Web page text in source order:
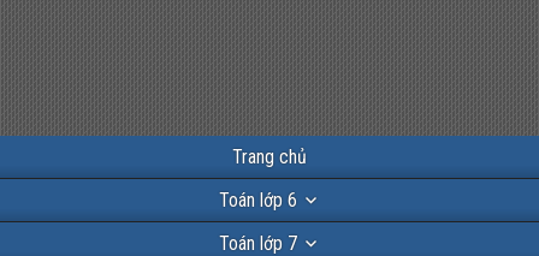
Trang chủ
Toán lớp 6
Toán lớp 7